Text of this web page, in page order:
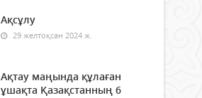
Ақсұлу
29 желтоқсан 2024 ж.
Ақтау маңында құлаған
ұшақта Қазақстанның 6